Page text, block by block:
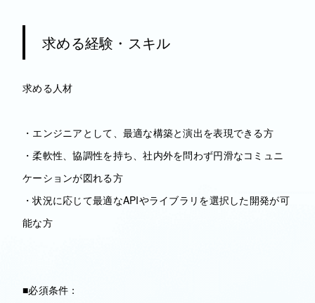
求める経験・スキル
求める人材
・エンジニアとして、最適な構築と演出を表現できる方
・柔軟性、協調性を持ち、社内外を問わず円滑なコミュニ
ケーションが図れる方
・状況に応じて最適なAPIやライブラリを選択した開発が可
能な方
■必須条件：